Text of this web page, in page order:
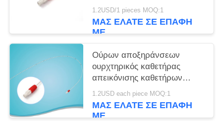
1.2USD/1 pieces MOQ:1
ΜΑΣ ΕΛΆΤΕ ΣΕ ΕΠΑΦΉ
ΜΕ
Ούρων αποξηράνσεων
ουρχτηρικός καθετήρας
απεικόνισης καθετήρων
υψηλός
1.2USD each piece MOQ:1
ΜΑΣ ΕΛΆΤΕ ΣΕ ΕΠΑΦΉ
ΜΕ